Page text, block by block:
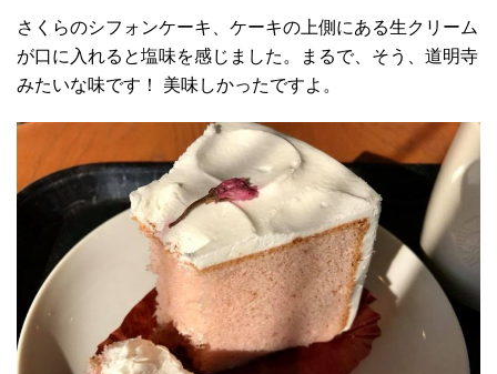
さくらのシフォンケーキ、ケーキの上側にある生クリーム
が口に入れると塩味を感じました。まるで、そう、道明寺
みたいな味です！ 美味しかったですよ。